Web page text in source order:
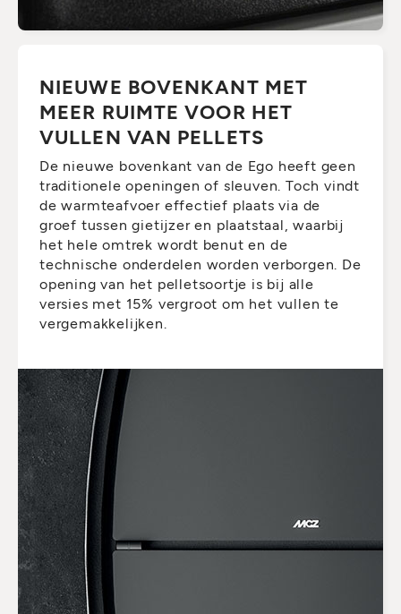
NIEUWE BOVENKANT MET
MEER RUIMTE VOOR HET
VULLEN VAN PELLETS
De nieuwe bovenkant van de Ego heeft geen
traditionele openingen of sleuven. Toch vindt
de warmteafvoer effectief plaats via de
groef tussen gietijzer en plaatstaal, waarbij
het hele omtrek wordt benut en de
technische onderdelen worden verborgen. De
opening van het pelletsoortje is bij alle
versies met 15% vergroot om het vullen te
vergemakkelijken.